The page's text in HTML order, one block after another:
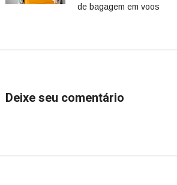
de bagagem em voos
Deixe seu comentário